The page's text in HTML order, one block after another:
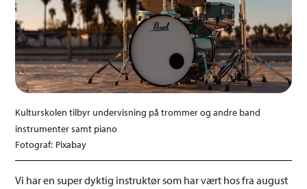
Kulturskolen tilbyr undervisning på trommer og andre band
instrumenter samt piano
Pixabay
Vi har en super dyktig instruktør som har vært hos fra august